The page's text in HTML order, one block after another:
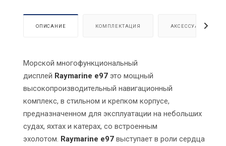
ОПИСАНИЕ КОМПЛЕКТАЦИЯ АКСЕССУАРЫ
Морской многофункциональный
дисплей Raymarine e97 это мощный
высокопроизводительный навигационный
комплекс, в стильном и крепком корпусе,
предназначенном для эксплуатации на небольших
судах, яхтах и катерах, со встроенным
эхолотом. Raymarine e97 выступает в роли сердца